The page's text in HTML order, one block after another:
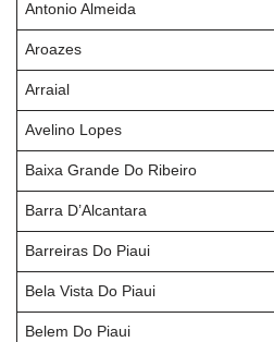
Antonio Almeida
Aroazes
Arraial
Avelino Lopes
Baixa Grande Do Ribeiro
Barra D’Alcantara
Barreiras Do Piaui
Bela Vista Do Piaui
Belem Do Piaui